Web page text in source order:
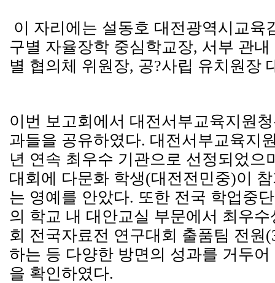
이 자리에는 설동호 대전광역시교육
구별 자율장학 중심학교장, 서부 관
별 협의체 위원장, 공?사립 유치원장
이번 보고회에서 대전서부교육지원
과들을 공유하였다. 대전서부교육지
년 연속 최우수 기관으로 선정되었으
대회에 다문화 학생(대전전민중)이
는 영예를 안았다. 또한 전국 학업중
의 학교 내 대안교실 부문에서 최우
회 전국자료전 연구대회 출품팀 전원
하는 등 다양한 방면의 성과를 거두
을 확인하였다.